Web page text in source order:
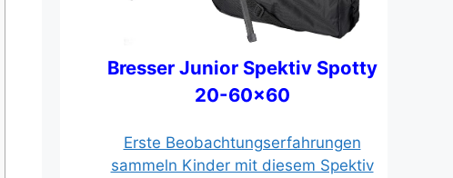
Bresser Junior Spektiv Spotty
20-60x60
Erste Beobachtungserfahrungen
sammeln Kinder mit diesem Spektiv